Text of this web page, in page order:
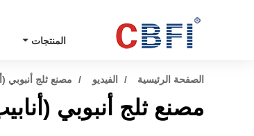
المنتجات
الصفحة الرئيسية الفيديو مصنع ثلج أنبوبي (أنابيب ثلج)
مصنع ثلج أنبوبي (أنابيب ثلج) بطاقة